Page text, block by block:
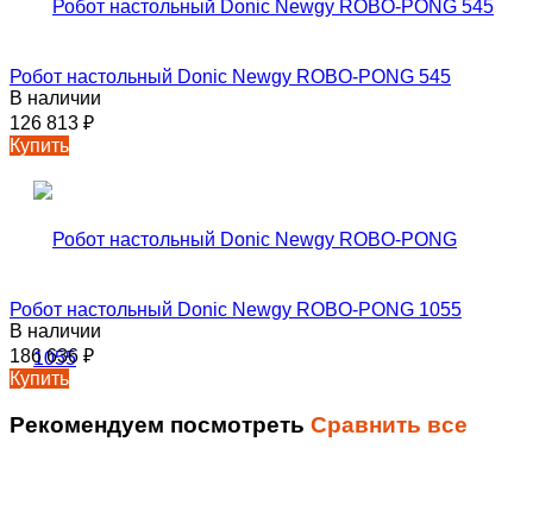
Робот настольный Donic Newgy ROBO-PONG 545
В наличии
126 813 ₽
Купить
Робот настольный Donic Newgy ROBO-PONG 1055
В наличии
186 636 ₽
Купить
Рекомендуем посмотреть Сравнить все